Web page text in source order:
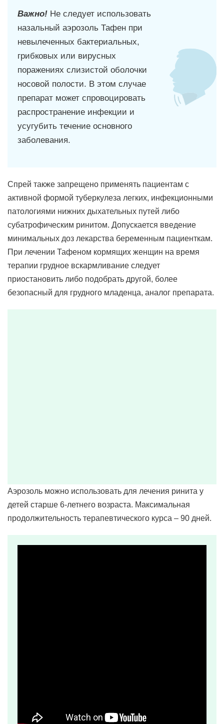
Важно! Не следует использовать
назальный аэрозоль Тафен при
невылеченных бактериальных,
грибковых или вирусных
поражениях слизистой оболочки
носовой полости. В этом случае
препарат может спровоцировать
распространение инфекции и
усугубить течение основного
заболевания.
Спрей также запрещено применять пациентам с
активной формой туберкулеза легких, инфекционными
патологиями нижних дыхательных путей либо
субатрофическим ринитом. Допускается введение
минимальных доз лекарства беременным пациенткам.
При лечении Тафеном кормящих женщин на время
терапии грудное вскармливание следует
приостановить либо подобрать другой, более
безопасный для грудного младенца, аналог препарата.
Аэрозоль можно использовать для лечения ринита у
детей старше 6-летнего возраста. Максимальная
продолжительность терапевтического курса – 90 дней.